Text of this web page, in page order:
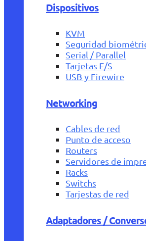
Dispositivos
KVM
Seguridad
Serial / Parallel
Tarjetas E/S
USB y Firewire
Networking
Cables de red
Punto de acceso
Routers
Servidores de
Racks
Switchs
Tarjestas de red
Adaptadores /